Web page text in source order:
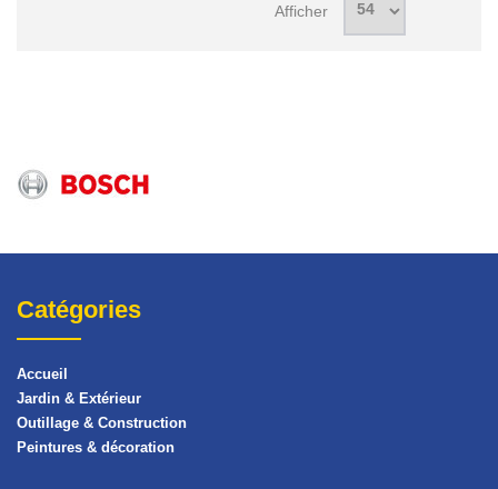
Afficher
Catégories
Accueil
Jardin & Extérieur
Outillage & Construction
Peintures & décoration